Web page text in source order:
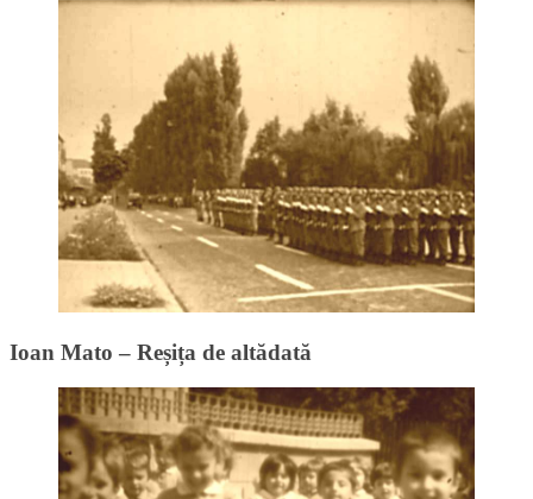
Ioan Mato – Reșița de altădată